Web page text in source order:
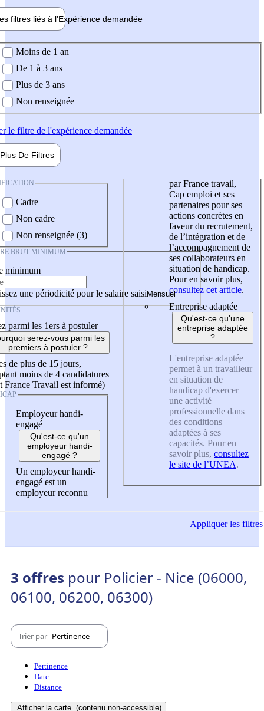
filtres liés à l'Expérience demandée
demandée
Moins de 1 an
De 1 à 3 ans
Plus de 3 ans
Non renseignée
le filtre de l'expérience demandée
Plus De Filtres
Cadre
Non cadre
Non renseignée (3)
BRUT MINIMUM
minimum
une périodicité pour le salaire saisi
parmi les 1ers à postuler
serez-vous parmi les
premiers à postuler ?
de plus de 15 jours,
moins de 4 candidatures
France Travail est informé)
Employeur handi-
engagé
Qu'est-ce qu'un
employeur handi-
engagé ?
Un employeur handi-
engagé est un
employeur reconnu
par France travail,
Cap emploi et ses
partenaires pour ses
actions concrètes en
faveur du recrutement,
de l’intégration et de
l’accompagnement de
ses collaborateurs en
situation de handicap.
Pour en savoir plus,
consultez cet article.
Entreprise adaptée
Qu'est-ce qu'une
entreprise adaptée
?
L'entreprise adaptée
permet à un travailleur
en situation de
handicap d'exercer
une activité
professionnelle dans
des conditions
adaptées à ses
capacités. Pour en
savoir plus, consultez
le site de l’UNEA.
Appliquerles filtres
3 offres pour Policier - Nice (06000,
06100, 06200, 06300)
Trier par Pertinence
Pertinence
Date
Distance
Afficher la carte (contenu non-accessible)